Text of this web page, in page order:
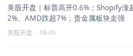
美股开盘｜标普高开0.6%；Shopify涨
2%、AMD跌超7%；贵金属板块走强
美股开盘 · 08-05